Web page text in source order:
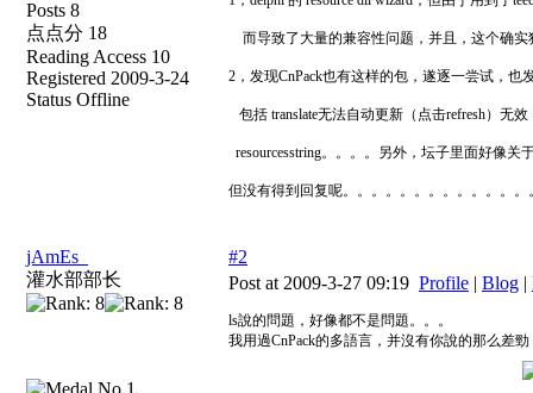
Posts 8
点点分 18
Reading Access 10
Registered 2009-3-24
Status Offline
而导致了大量的兼容性问题，并且，这个确实
2，发现CnPack也有这样的包，遂逐一尝试，也
包括 translate无法自动更新（点击refresh）无
resourcesstring。。。。另外，坛子里面好像关
但没有得到回复呢。。。。。。。。。。。。。
jAmEs_
灌水部部长
#2
Post at 2009-3-27 09:19 Profile | Blog |
ls說的問題，好像都不是問題。。。
我用過CnPack的多語言，并沒有你說的那么差勁